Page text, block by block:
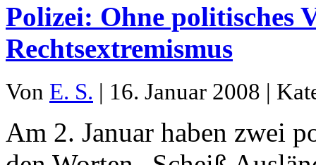
Polizei: Ohne politisches
Rechtsextremismus
Von E. S. | 16. Januar 2008 |
Am 2. Januar haben zwei